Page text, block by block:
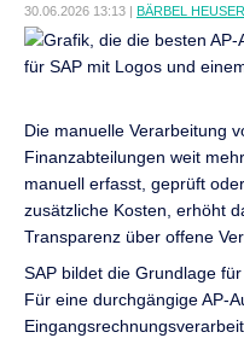
30.06.2026 13:13 | BÄRBEL
Die manuelle Verarbeitung
Finanzabteilungen weit
manuell erfasst, geprüft
zusätzliche Kosten, erhöht
Transparenz über offene
SAP bildet die Grundlage
Für eine durchgängige AP-